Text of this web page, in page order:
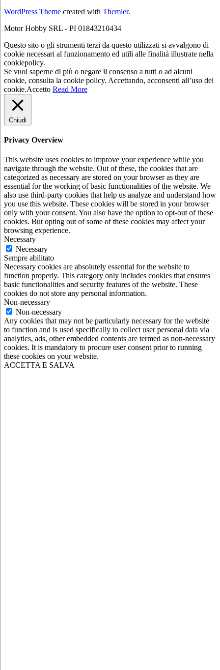
WordPress Theme created with Themler.
Motor Hobby SRL - PI 01843210434
Questo sito o gli strumenti terzi da questo utilizzati si avvalgono di
cookie necessari al funzionamento ed utili alle finalità illustrate nella
cookiepolicy.
Se vuoi saperne di più o negare il consenso a tutti o ad alcuni
cookie, consulta la cookie policy. Accettando, acconsenti all’uso dei
cookie.Accetto Read More
Chiudi
Privacy Overview
This website uses cookies to improve your experience while you
navigate through the website. Out of these, the cookies that are
categorized as necessary are stored on your browser as they are
essential for the working of basic functionalities of the website. We
also use third-party cookies that help us analyze and understand how
you use this website. These cookies will be stored in your browser
only with your consent. You also have the option to opt-out of these
cookies. But opting out of some of these cookies may affect your
browsing experience.
Necessary
Necessary
Sempre abilitato
Necessary cookies are absolutely essential for the website to
function properly. This category only includes cookies that ensures
basic functionalities and security features of the website. These
cookies do not store any personal information.
Non-necessary
Non-necessary
Any cookies that may not be particularly necessary for the website
to function and is used specifically to collect user personal data via
analytics, ads, other embedded contents are termed as non-necessary
cookies. It is mandatory to procure user consent prior to running
these cookies on your website.
ACCETTA E SALVA